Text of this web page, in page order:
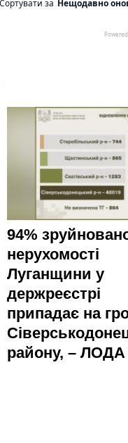
94%
нерухомості
Луганщини у
держреєстрі
припадає на
району, – ЛОДА